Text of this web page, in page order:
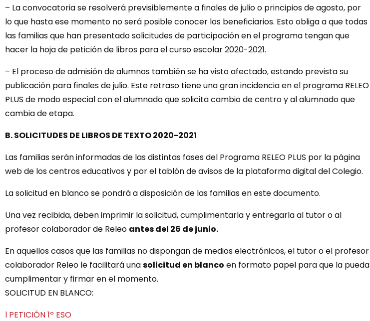
– La convocatoria se resolverá previsiblemente a finales de julio o principios de agosto, por
lo que hasta ese momento no será posible conocer los beneficiarios. Esto obliga a que todas
las familias que han presentado solicitudes de participación en el programa tengan que
hacer la hoja de petición de libros para el curso escolar 2020-2021.
– El proceso de admisión de alumnos también se ha visto afectado, estando prevista su
publicación para finales de julio. Este retraso tiene una gran incidencia en el programa RELEO
PLUS de modo especial con el alumnado que solicita cambio de centro y al alumnado que
cambia de etapa.
B. SOLICITUDES DE LIBROS DE TEXTO 2020-2021
Las familias serán informadas de las distintas fases del Programa RELEO PLUS por la página
web de los centros educativos y por el tablón de avisos de la plataforma digital del Colegio.
La solicitud en blanco se pondrá a disposición de las familias en este documento.
Una vez recibida, deben imprimir la solicitud, cumplimentarla y entregarla al tutor o al
profesor colaborador de Releo antes del 26 de junio.
En aquellos casos que las familias no dispongan de medios electrónicos, el tutor o el profesor
colaborador Releo le facilitará unasolicitud en blanco en formato papel para que la pueda
cumplimentar y firmar en el momento.
SOLICITUD EN BLANCO:
l PETICIÓN 1º ESO